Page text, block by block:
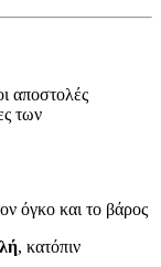
αποστολές
των
όγκο και το βάρος
, κατόπιν